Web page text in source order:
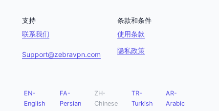
支持
联系我们
Support@zebravpn.com
条款和条件
使用条款
隐私政策
EN-
English
FA-
Persian
ZH-
Chinese
TR-
Turkish
AR-
Arabic